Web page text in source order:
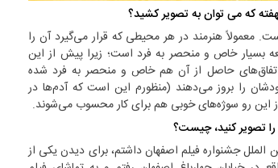
که می توان به تصویر کشید؟
معمولاً هنرمند در هر محیطی که قرار می‌گیرد آن را
بسیار خاص و منحصر به فرد است؛ زیرا پیش از این
اتفاق‌های حاصل از آن هم خاص و منحصر به فرد شده
را بروز می‌دهند (منظورم این است که آدم‌ها در
این رو سوژه‌های خوبی هم برای کار محسوب می‌شوند.
تصویر کنید، چیست؟
جشنواره فیلم اصفهان داشتم، برای دیدن یکی از